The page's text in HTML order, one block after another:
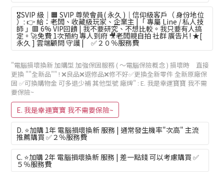
🎖️SVIP 級｜🟧 SVIP 尊榮會員( 永久 )｜信仰級客戶（ 身份地位
）: 👉 給：老闆、收藏級玩家、企業主 |「 專屬 Line / 私人技
師 」🟥 6% VIP回饋 | 我不要研究、不想比較。我只要有人搞
定。🚀免費 1次預約 專人到府 🎥老闆親自拍 社群 廣告片! ★[
永久 ] 雲端顧問 守護 | ✅２０％服務費
"電腦損壞換新 加購型 加強保固服務 ( ～電腦保險概念 ) 損壞時 直接
更換 ""全新品"" ! ❌良品❌返修品❌修不好✅更換全新零件 全新原廠保
固 ✅可換購物金 可多退少補 其他型號 廠牌" : E. 我是幸運寶寶 我不需
要保險~
E. 我是幸運寶寶 我不需要保險~
D. ⭐加購 1年 電腦損壞換新 服務 | 通常發生機率"次高" 主流
推薦購買 ✅２％服務費
C. ⭐加購 2年 電腦損壞換新 服務 | 差一點錢 可以考慮購買 ✅
５％服務費